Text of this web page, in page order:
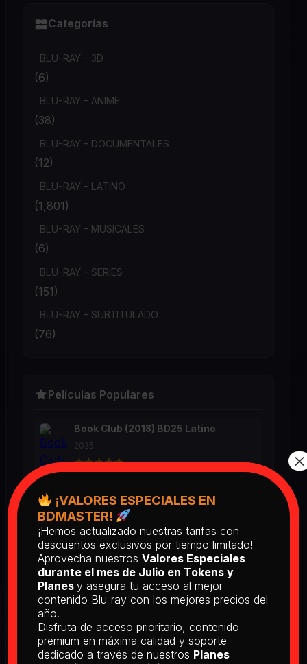
Categorías
BLU-RAY – 3D
(6)
BLU-RAY – ANIME
(38)
BLU-RAY – DOCUMENTALES
(12)
BLU-RAY – LATINO
(1,801)
BLU-RAY – MUSICALES
(6)
BLU-RAY – SERIES
(151)
BLU-RAY – SUBTITULADO
(76)
Películas Populares
Book Club (2018) BD25 Latino
2025
Return of the Living Dead: Part II
(1988) BD25 Latino
2025
[PEDIDO] The Man Who Fell to
Earth [Criterion Collection] (1976)
BD25 Subtitulado
¡VALORES ESPECIALES EN
BDMASTER!
¡Hemos actualizado nuestras tarifas con
descuentos exclusivos por tiempo limitado!
Aprovecha nuestros Valores Especiales
durante el mes de Julio en Tokens y
Planes y asegura tu acceso al mejor
contenido Blu-ray con los mejores precios del
año.
Disfruta de acceso prioritario, contenido
premium en máxima calidad y soporte
dedicado a través de nuestros Planes
×